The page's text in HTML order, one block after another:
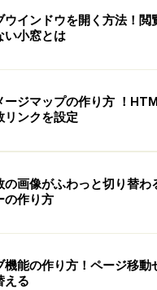
ウインドウを開く方法！閲
い小窓とは
ージマップの作り方 ！
リンクを設定
の画像がふわっと切り替わ
の作り方
機能の作り方！ページ移動
える